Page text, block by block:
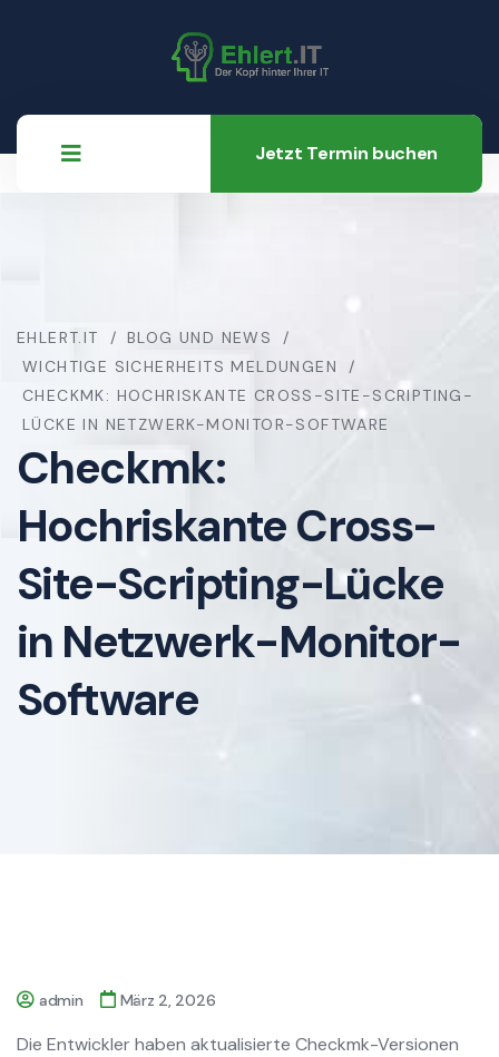
Jetzt Termin buchen
EHLERT.IT
BLOG UND NEWS
WICHTIGE SICHERHEITS MELDUNGEN
CHECKMK: HOCHRISKANTE CROSS-SITE-SCRIPTING-
LÜCKE IN NETZWERK-MONITOR-SOFTWARE
Checkmk:
Hochriskante Cross-
Site-Scripting-Lücke
in Netzwerk-Monitor-
Software
admin März 2, 2026
Die Entwickler haben aktualisierte Checkmk-Versionen